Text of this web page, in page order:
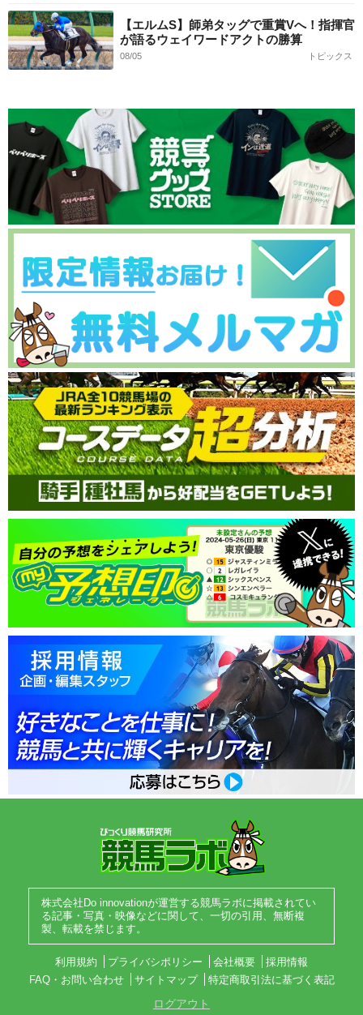
【エルムS】師弟タッグで重賞Vへ！指揮官
が語るウェイワードアクトの勝算
トピックス
08/05
株式会社Do innovationが運営する競馬ラボに掲載されてい
る記事・写真・映像などに関して、一切の引用、無断複
製、転載を禁じます。
利用規約 プライバシポリシー 会社概要
採用情報
FAQ・お問い合わせ
サイトマップ 特定商取引法に基づく表記
ログアウト